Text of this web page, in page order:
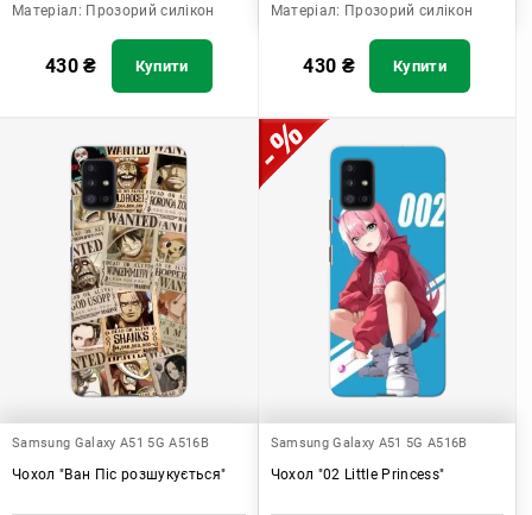
Матеріал: Прозорий силікон
430₴ Купити
Матеріал: Прозорий силікон
430 ₴ Купити
Samsung Galaxy A51 5G A516B
Чохол "Ван Піс розшукується"
Samsung Galaxy A51 5G A516B
Чохол "02 Little Princess"